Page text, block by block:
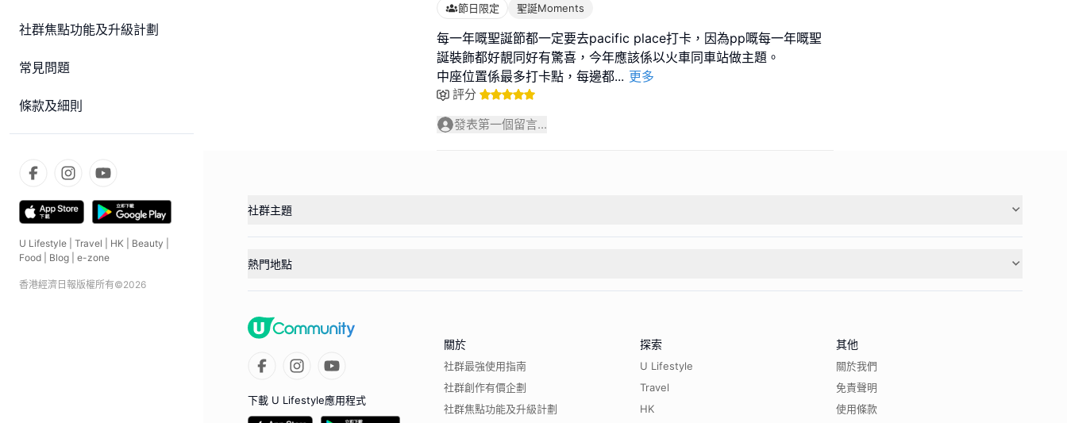
社群焦點功能及升級計劃
常見問題
條款及細則
U Lifestyle Travel HK Beauty
Food
Blog e-zone
香港經濟日報版權所有©2026
節日限定 聖誕Moments
每一年嘅聖誕節都一定要去pacific place打卡，因為pp嘅每一年嘅聖
誕裝飾都好靚同好有驚喜，今年應該係以火車同車站做主題。
中座位置係最多打卡點，每邊都... 更多
評分
發表第一個留言...
社群主題
熱門地點
下載 U Lifestyle應用程式
關於
社群最強使用指南
社群創作有價企劃
社群焦點功能及升級計劃
探索
U Lifestyle
Travel
HK
其他
關於我們
免責聲明
使用條款